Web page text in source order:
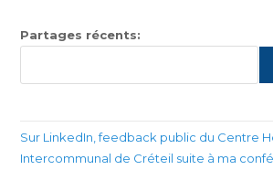
Partages récents:
Sur LinkedIn, feedback public du Centre
Intercommunal de Créteil suite à ma